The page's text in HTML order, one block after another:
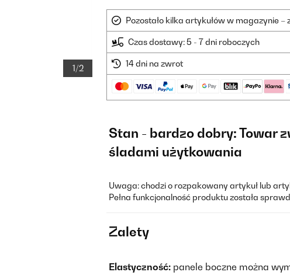
1/2
Pozostało kilka artykułów w magazynie –
Czas dostawy: 5 - 7 dni roboczych
14 dni na zwrot
Stan - bardzo dobry: Towar
śladami użytkowania
Uwaga: chodzi o rozpakowany artykuł lub
Pełna funkcjonalność produktu została
Zalety
Elastyczność: panele boczne można